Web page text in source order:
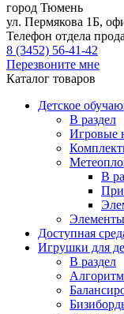
город Тюмень
ул. Пермякова 1Б,
Телефон отдела
8 (3452) 56-41-42
Перезвоните мне
Каталог товаров
Детское
В раздел
Игровые
В
Доступная
Игрушки для
В раздел